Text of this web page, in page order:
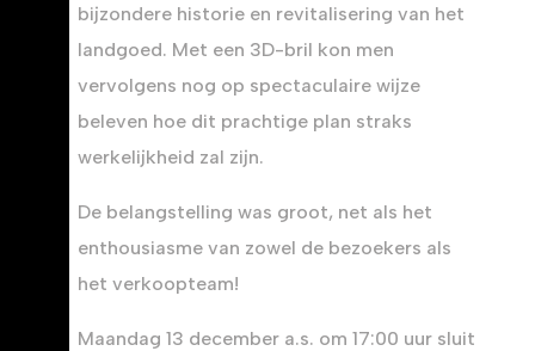
bijzondere historie en revitalisering van het
landgoed. Met een 3D-bril kon men
vervolgens nog op spectaculaire wijze
beleven hoe dit prachtige plan straks
werkelijkheid zal zijn.
De belangstelling was groot, net als het
enthousiasme van zowel de bezoekers als
het verkoopteam!
Maandag 13 december a.s. om 17:00 uur sluit